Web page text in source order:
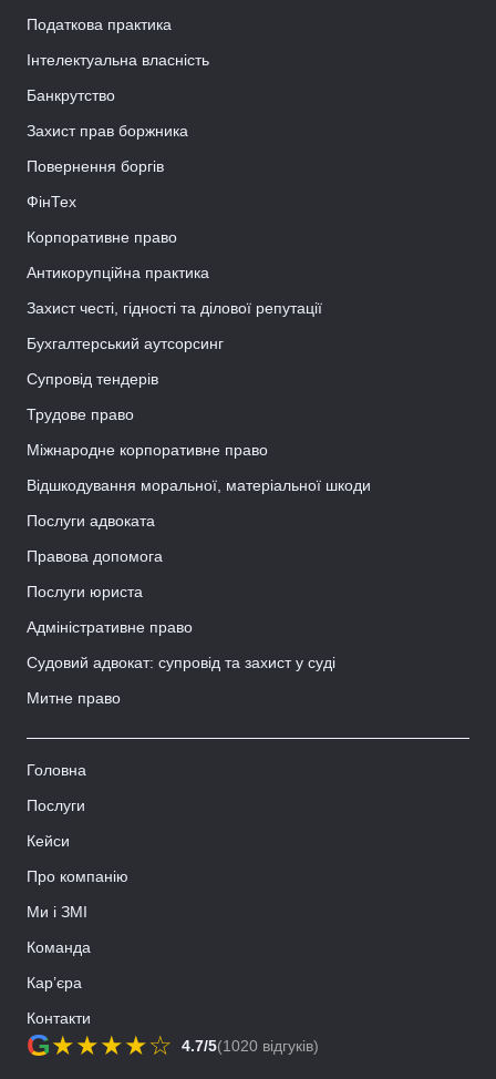
G★★★★☆ 4.7/5(1020 відгуків)
Податкова практика
Інтелектуальна власність
Банкрутство
Захист прав боржника
Повернення боргів
ФінТех
Корпоративне право
Антикорупційна практика
Захист честі, гідності та ділової репутації
Бухгалтерський аутсорсинг
Супровід тендерів
Трудове право
Міжнародне корпоративне право
Відшкодування моральної, матеріальної шкоди
Послуги адвоката
Правова допомога
Послуги юриста
Адміністративне право
Судовий адвокат: супровід та захист у суді
Митне право
Головна
Послуги
Кейси
Про компанію
Ми і ЗМІ
Команда
Кар’єра
Контакти